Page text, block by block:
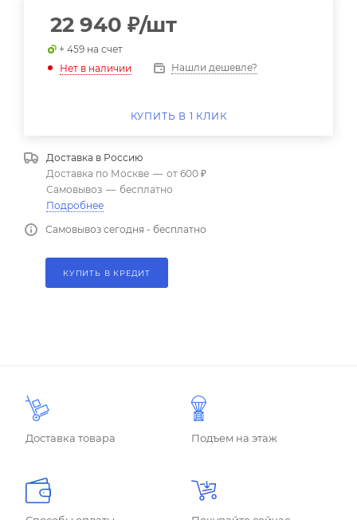
22 940 ₽/шт
+ 459 на счет
Нет в наличии
Нашли дешевле?
КУПИТЬ В 1 КЛИК
Доставка в Россию
Доставка по Москве — от 600 ₽
Самовывоз — бесплатно
Подробнее
Самовывоз сегодня - бесплатно
КУПИТЬ В КРЕДИТ
Доставка товара Подъем на этаж